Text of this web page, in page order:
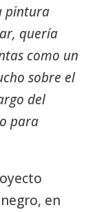
pintura
quería
como un
sobre el
del
para
en